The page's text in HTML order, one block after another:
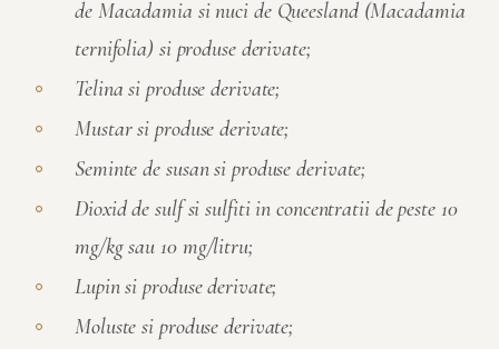
de Macadamia si nuci de Queesland (Macadamia
ternifolia) si produse derivate;
Telina si produse derivate;
Mustar si produse derivate;
Seminte de susan si produse derivate;
Dioxid de sulf si sulfiti in concentratii de peste 10
mg/kg sau 10 mg/litru;
Lupin si produse derivate;
Moluste si produse derivate;